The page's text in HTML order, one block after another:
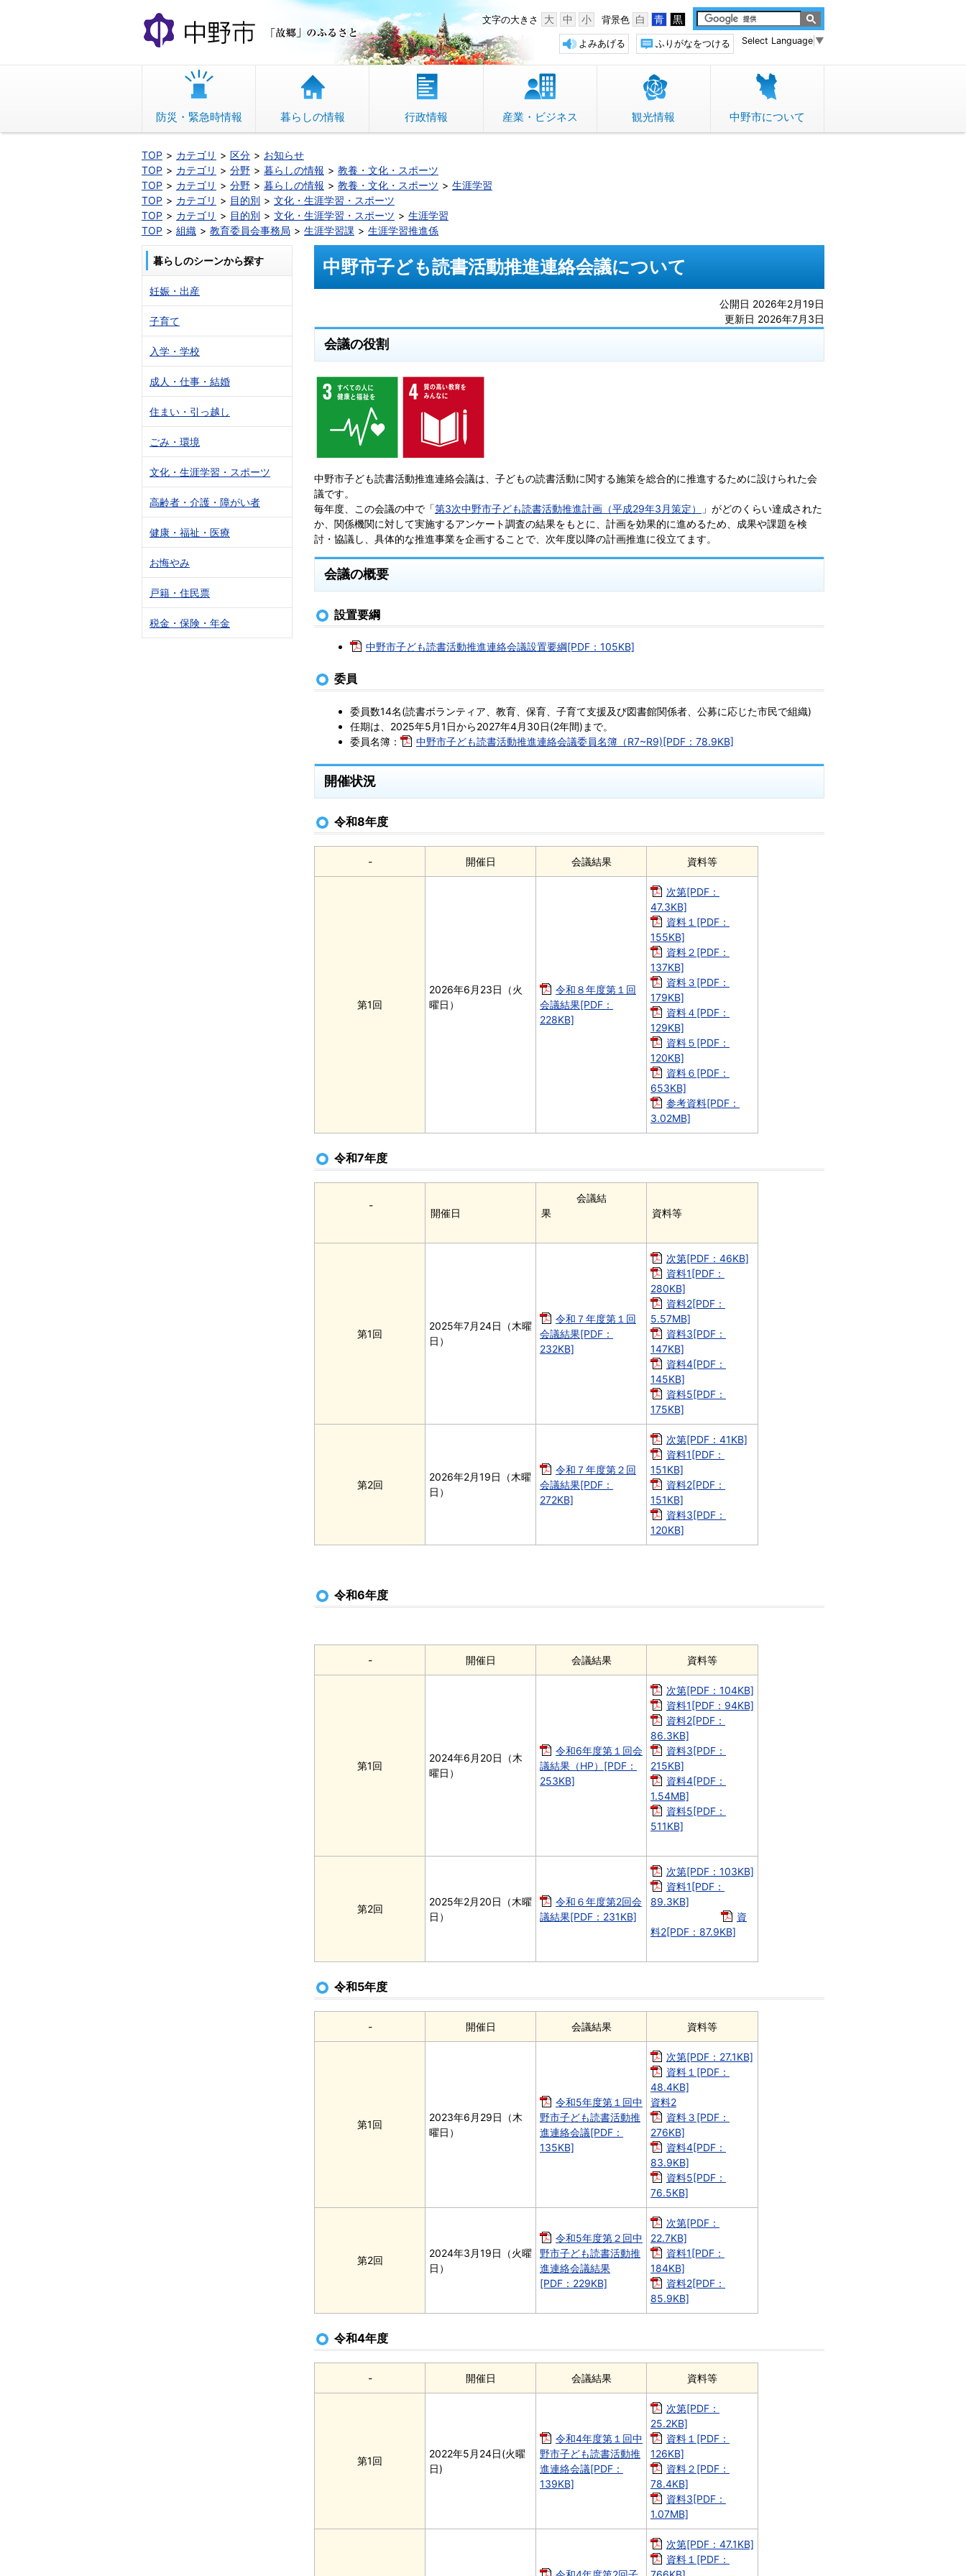
文
へ
動
中野市 「故郷」のふるさと 背景色 白 青 黒
文字の大きさ 大 中 小
Select Language ▼
ふりがなをつける
よみあげる
防災・緊急時情報 暮らしの情報 行政情報 産業・ビジネス 観光情報 中野市について
TOP カテゴリ 区分
お知らせ
TOP
カテゴリ 分野 暮らしの情報
教養・文化・スポーツ
TOP
カテゴリ 分野 暮らしの情報 教養・文化・スポーツ
生涯学習
TOP
カテゴリ 目的別
文化・生涯学習・スポーツ
TOP
カテゴリ 目的別 文化・生涯学習・スポーツ
生涯学習
TOP
組織 教育委員会事務局 生涯学習課 生涯学習推進係
中野市子ども読書活動推進連絡会議について
公開日 2026年2月19日
更新日 2026年7月3日
会議の役割
中野市子ども読書活動推進連絡会議は、子どもの読書活動に関する施策を総合的に推進するために設けられた会
議です。
毎年度、この会議の中で「第3次中野市子ども読書活動推進計画（平成29年3月策定）
」がどのくらい達成された
か、関係機関に対して実施するアンケート調査の結果をもとに、計画を効果的に進めるため、成果や課題を検
討・協議し、具体的な推進事業を企画することで、次年度以降の計画推進に役立てます。
会議の概要
設置要綱
中野市子ども読書活動推進連絡会議設置要綱[PDF：105KB]
委員
委員数14名(読書ボランティア、教育、保育、子育て支援及び図書館関係者、公募に応じた市民で組織)
任期は、2025年5月1日から2027年4月30日(2年間)まで。
委員名簿：
中野市子ども読書活動推進連絡会議委員名簿（R7~R9)[PDF：78.9KB]
開催状況
令和8年度
- 開催日 会議結果 資料等
第1回
2026年6月23日（火
曜日）
令和８年度第１回
会議結果[PDF：
228KB]
次第[PDF：
47.3KB]
資料１[PDF：
155KB]
資料２[PDF：
137KB]
資料３[PDF：
179KB]
資料４[PDF：
129KB]
資料５[PDF：
120KB]
資料６[PDF：
653KB]
参考資料[PDF：
3.02MB]
令和7年度
-
開催日
会議結
果
資料等
第1回
2025年7月24日（木曜
日）
令和７年度第１回
会議結果[PDF：
232KB]
次第[PDF：46KB]
資料1[PDF：
280KB]
資料2[PDF：
5.57MB]
資料3[PDF：
147KB]
資料4[PDF：
145KB]
資料5[PDF：
175KB]
第2回
2026年2月19日（木曜
日）
令和７年度第２回
会議結果[PDF：
272KB]
次第[PDF：41KB]
資料1[PDF：
151KB]
資料2[PDF：
151KB]
資料3[PDF：
120KB]
令和6年度
- 開催日 会議結果 資料等
第1回
2024年6月20日（木
曜日）
令和6年度第１回会
議結果（HP）[PDF：
253KB]
次第[PDF：104KB]
資料1[PDF：94KB]
資料2[PDF：
86.3KB]
資料3[PDF：
215KB]
資料4[PDF：
1.54MB]
資料5[PDF：
511KB]
第2回
2025年2月20日（木曜
日）
令和６年度第2回会
議結果[PDF：231KB]
次第[PDF：103KB]
資料1[PDF：
89.3KB]
資
料2[PDF：87.9KB]
令和5年度
- 開催日 会議結果 資料等
第1回
2023年6月29日（木
曜日）
令和5年度第１回中
野市子ども読書活動推
進連絡会議[PDF：
135KB]
次第[PDF：27.1KB]
資料１[PDF：
48.4KB]
資料2
資料３[PDF：
276KB]
資料4[PDF：
83.9KB]
資料5[PDF：
76.5KB]
第2回
2024年3月19日（火曜
日）
令和5年度第２回中
野市子ども読書活動推
進連絡会議結果
[PDF：229KB]
次第[PDF：
22.7KB]
資料1[PDF：
184KB]
資料2[PDF：
85.9KB]
令和4年度
- 開催日 会議結果 資料等
第1回
2022年5月24日(火曜
日)
令和4年度第１回中
野市子ども読書活動推
進連絡会議[PDF：
139KB]
次第[PDF：
25.2KB]
資料１[PDF：
126KB]
資料２[PDF：
78.4KB]
資料3[PDF：
1.07MB]
次第[PDF：47.1KB]
資料１[PDF：
暮らしのシーンから探す
妊娠・出産
子育て
入学・学校
成人・仕事・結婚
住まい・引っ越し
ごみ・環境
文化・生涯学習・スポーツ
高齢者・介護・障がい者
健康・福祉・医療
お悔やみ
戸籍・住民票
税金・保険・年金